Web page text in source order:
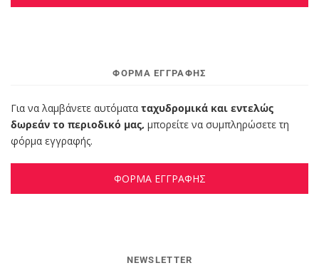
ΦΌΡΜΑ ΕΓΓΡΑΦΉΣ
Για να λαμβάνετε αυτόματα ταχυδρομικά και εντελώς
δωρεάν το περιοδικό μας, μπορείτε να συμπληρώσετε τη
φόρμα εγγραφής.
ΦΟΡΜΑ ΕΓΓΡΑΦΗΣ
NEWSLETTER